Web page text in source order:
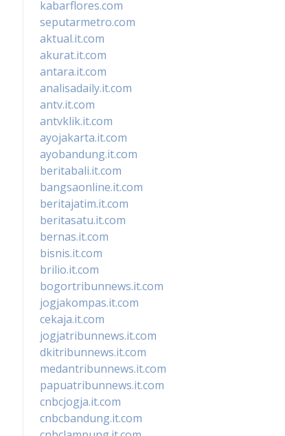
kabarflores.com
seputarmetro.com
aktual.it.com
akurat.it.com
antara.it.com
analisadaily.it.com
antv.it.com
antvklik.it.com
ayojakarta.it.com
ayobandung.it.com
beritabali.it.com
bangsaonline.it.com
beritajatim.it.com
beritasatu.it.com
bernas.it.com
bisnis.it.com
brilio.it.com
bogortribunnews.it.com
jogjakompas.it.com
cekaja.it.com
jogjatribunnews.it.com
dkitribunnews.it.com
medantribunnews.it.com
papuatribunnews.it.com
cnbcjogja.it.com
cnbcbandung.it.com